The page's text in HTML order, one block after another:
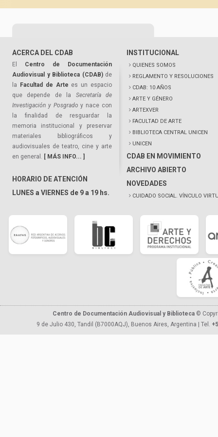
ACERCA DEL CDAB
El Centro de Documentación
Audiovisual y Biblioteca (CDAB)de
la
Facultad de Arte es un espacio
que depende de la Secretaría de
Investigación y Posgrado y nace con
la finalidad de resguardar la
memoria institucional y preservar
materiales bibliográficos y
audiovisuales de teatro, cine y arte
en general. [ MÁS INFO... ]
HORARIO DE ATENCIÓN
LUNES a VIERNES de 9 a 19 hs.
INSTITUCIONAL
QUIENES SOMOS
REGLAMENTO Y RESOLUCIONES
CDAB: 10 AÑOS
ARTE Y GÉNERO
ARTEXVER
FACULTAD DE ARTE
BIBLIOTECA CENTRAL UNICEN
UNICEN
CDAB EN MOVIMIENTO
ARCHIVO ABIERTO
NOVEDADES
CUIDADO SOCIAL. VÍNCULO
Centro de Documentación Audiovisual y Biblioteca ©
9 de Julio 430, Tandil (B7000AQJ), Buenos Aires, Argentina | Tel.